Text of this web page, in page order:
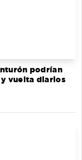
podrían
y vuelta diarios